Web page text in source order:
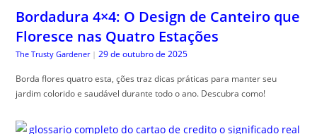
Bordadura 4×4: O Design de Canteiro que
Floresce nas Quatro Estações
The Trusty Gardener | 29 de outubro de 2025
Borda flores quatro esta, ções traz dicas práticas para manter seu
jardim colorido e saudável durante todo o ano. Descubra como!